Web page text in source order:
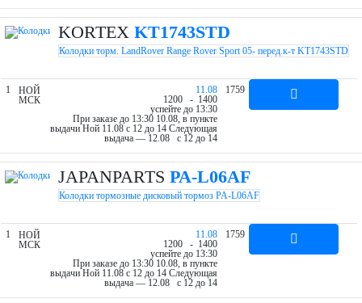
KORTEX KT1743STD
Колодки торм. LandRover Range Rover Sport 05- перед.к-т KT1743STD
1
НОЙ
МСК
11.08
1200 - 1400
успейте до 13:30
При заказе до 13:30 10.08, в пункте
выдачи Ной 11.08 c 12 до 14 Следующая
выдача — 12.08 c 12 до 14
1759
JAPANPARTS PA-L06AF
Колодки тормозные дисковый тормоз PA-L06AF
1
НОЙ
МСК
11.08
1200 - 1400
успейте до 13:30
При заказе до 13:30 10.08, в пункте
выдачи Ной 11.08 c 12 до 14 Следующая
выдача — 12.08 c 12 до 14
1759